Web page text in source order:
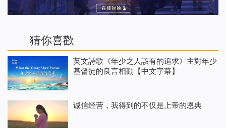
猜你喜歡
英文詩歌《年少之人該有的追求》主對年少
基督徒的良言相勸【中文字幕】
诚信经营，我得到的不仅是上帝的恩典